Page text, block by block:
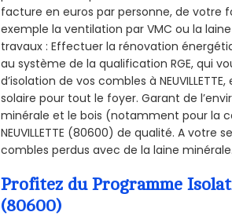
facture en euros par personne, de votre
exemple la ventilation par VMC ou la
travaux : Effectuer la rénovation
au système de la qualification RGE, qui
d’isolation de vos combles à
solaire pour tout le foyer. Garant de
minérale et le bois (notamment pour la
NEUVILLETTE (80600) de qualité. A
combles perdus avec de la laine minérale.
Profitez du Programme
(80600)